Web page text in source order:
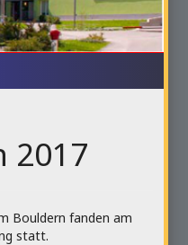
2017
Bouldern fanden am
statt.